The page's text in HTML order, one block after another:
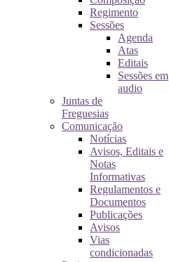
Regimento
Sessões
Agenda
Atas
Editais
Sessões em
audio
Juntas de
Freguesias
Comunicação
Notícias
Avisos, Editais e
Notas
Informativas
Regulamentos e
Documentos
Publicações
Avisos
Vias
condicionadas